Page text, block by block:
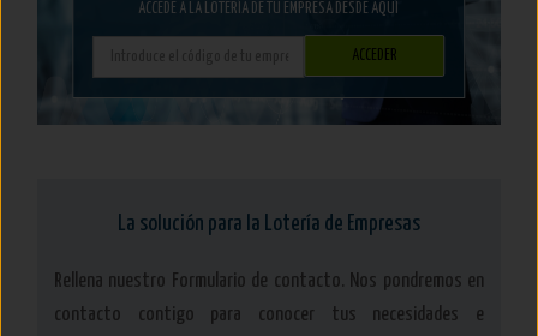
ACCEDE A LA LOTERÍA DE TU EMPRESA DESDE AQUÍ
La solución para la Lotería de Empresas
Rellena nuestro Formulario de contacto. Nos pondremos en
contacto contigo para conocer tus necesidades e